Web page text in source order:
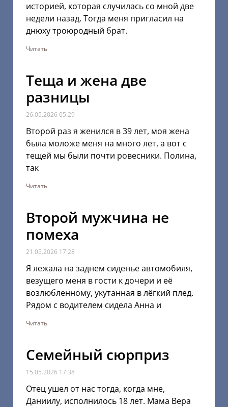
историей, которая случилась со мной две
недели назад. Тогда меня пригласил на
днюху троюродный брат.
Читать
Теща и жена две
разницы
26.05.2026 05:29
Второй раз я женился в 39 лет, моя жена
была моложе меня на много лет, а вот с
тещей мы были почти ровесники. Полина,
так
Читать
Второй мужчина не
помеха
21.05.2026 17:28
Я лежала на заднем сиденье автомобиля,
везущего меня в гости к дочери и её
возлюбленному, укутанная в лёгкий плед.
Рядом с водителем сидела Анна и
Читать
Семейный сюрприз
15.05.2026 17:38
Отец ушел от нас тогда, когда мне,
Даниилу, исполнилось 18 лет. Мама Вера